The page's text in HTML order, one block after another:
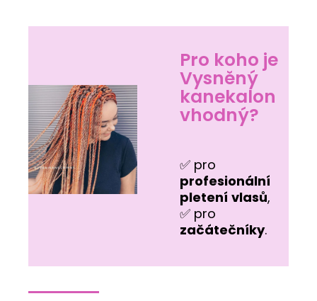
Pro koho je
Vysněný
kanekalon
vhodný?
✅ pro
profesionální
pletení vlasů,
✅ pro
začátečníky.